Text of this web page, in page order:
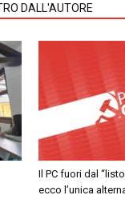
DALL'AUTORE
Il PC fuori dal
ecco l’unica